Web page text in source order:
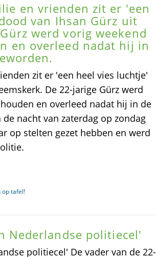
en vrienden zit er 'een
van Ihsan Gürz uit
werd vorig weekend
en overleed nadat hij in
zit er 'een heel vies luchtje'
De 22-jarige Gürz werd
en overleed nadat hij in de
nacht van zaterdag op zondag
op stelten gezet hebben en werd
op tafel!
Nederlandse politiecel'
politiecel' De vader van de 22-